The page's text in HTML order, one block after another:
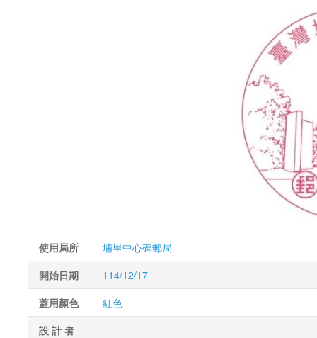
使用局所
埔里中心碑郵局
開始日期
114/12/17
蓋用顏色
紅色
設 計 者